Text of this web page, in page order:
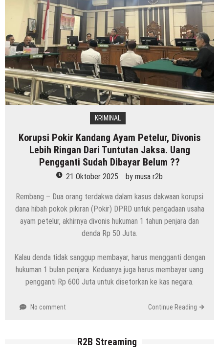
KRIMINAL
Korupsi Pokir Kandang Ayam Petelur, Divonis
Lebih Ringan Dari Tuntutan Jaksa. Uang
Pengganti Sudah Dibayar Belum ??
21 Oktober 2025 by musa r2b
Rembang – Dua orang terdakwa dalam kasus dakwaan korupsi
dana hibah pokok pikiran (Pokir) DPRD untuk pengadaan usaha
ayam petelur, akhirnya divonis hukuman 1 tahun penjara dan
denda Rp 50 Juta.
Kalau denda tidak sanggup membayar, harus mengganti dengan
hukuman 1 bulan penjara. Keduanya juga harus membayar uang
pengganti Rp 600 Juta untuk disetorkan ke kas negara.
No comment Continue Reading
R2B Streaming